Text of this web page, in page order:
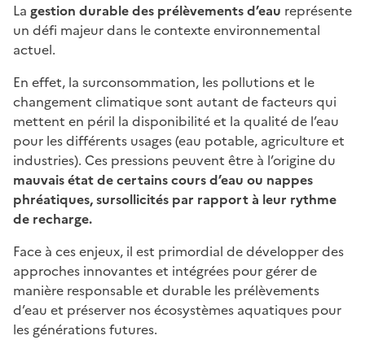
La gestion durable des prélèvements d’eau représente
un défi majeur dans le contexte environnemental
actuel.
En effet, la surconsommation, les pollutions et le
changement climatique sont autant de facteurs qui
mettent en péril la disponibilité et la qualité de l’eau
pour les différents usages (eau potable, agriculture et
industries). Ces pressions peuvent être à l’origine du
mauvais état de certains cours d’eau ou nappes
phréatiques, sursollicités par rapport à leur rythme
de recharge.
Face à ces enjeux, il est primordial de développer des
approches innovantes et intégrées pour gérer de
manière responsable et durable les prélèvements
d’eau et préserver nos écosystèmes aquatiques pour
les générations futures.